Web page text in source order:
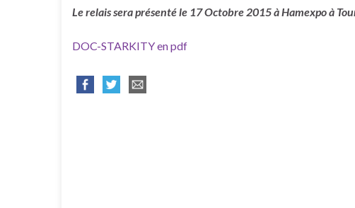
Le relais sera présenté le 17 Octobre 2015 à Hamexpo à
DOC-STARKITY en pdf